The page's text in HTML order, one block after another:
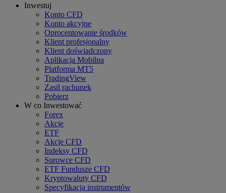
Inwestuj
Konto CFD
Konto akcyjne
Oprocentowanie środków
Klient profesjonalny
Klient doświadczony
Aplikacja Mobilna
Platforma MT5
TradingView
Zasil rachunek
Pobierz
W co Inwestować
Forex
Akcje
ETF
Akcje CFD
Indeksy CFD
Surowce CFD
ETF Fundusze CFD
Kryptowaluty CFD
Specyfikacja instrumentów